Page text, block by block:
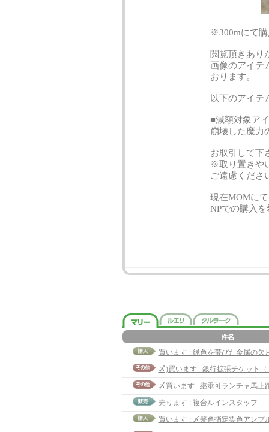
※300mにて購
閲覧頂きあり
画像のアイテ
おります。
以下のアイテ
■減額対象ア
崩壊した魔力
お取引して下
※取り置きや
ご遠慮くださ
現在MOMに
NPでの購入
買います : 緑色を帯びた金属の欠
〆買います : 継承可ランチャ馬上
売ります : 複合ルインスタッフ
買います : 〆髪色指定染色アンプ